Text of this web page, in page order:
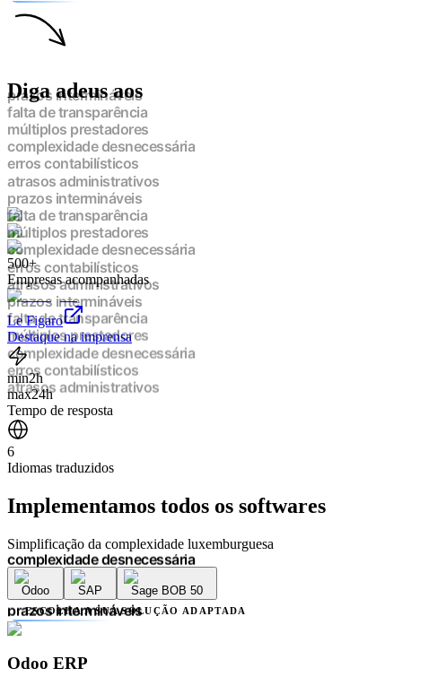
Diga adeus aos
prazos intermináveis
falta de transparência
múltiplos prestadores
complexidade desnecessária
erros contabilísticos
atrasos administrativos
prazos intermináveis
falta de transparência
múltiplos prestadores
complexidade desnecessária
erros contabilísticos
atrasos administrativos
prazos intermináveis
falta de transparência
múltiplos prestadores
complexidade desnecessária
erros contabilísticos
atrasos administrativos
prazos intermináveis
falta de transparência
múltiplos prestadores
complexidade desnecessária
atrasos administrativos
prazos intermináveis
múltiplos prestadores
complexidade desnecessária
erros contabilísticos
atrasos administrativos
prazos intermináveis
falta de transparência
complexidade desnecessária
500+
Empresas acompanhadas
Le Figaro
Destaque na imprensa
min2h
max24h
Tempo de resposta
6
Idiomas traduzidos
Implementamos todos os softwares
Simplificação da complexidade luxemburguesa
Odoo SAP Sage BOB 50
ESCOLHA A SUA SOLUÇÃO ADAPTADA
Odoo ERP